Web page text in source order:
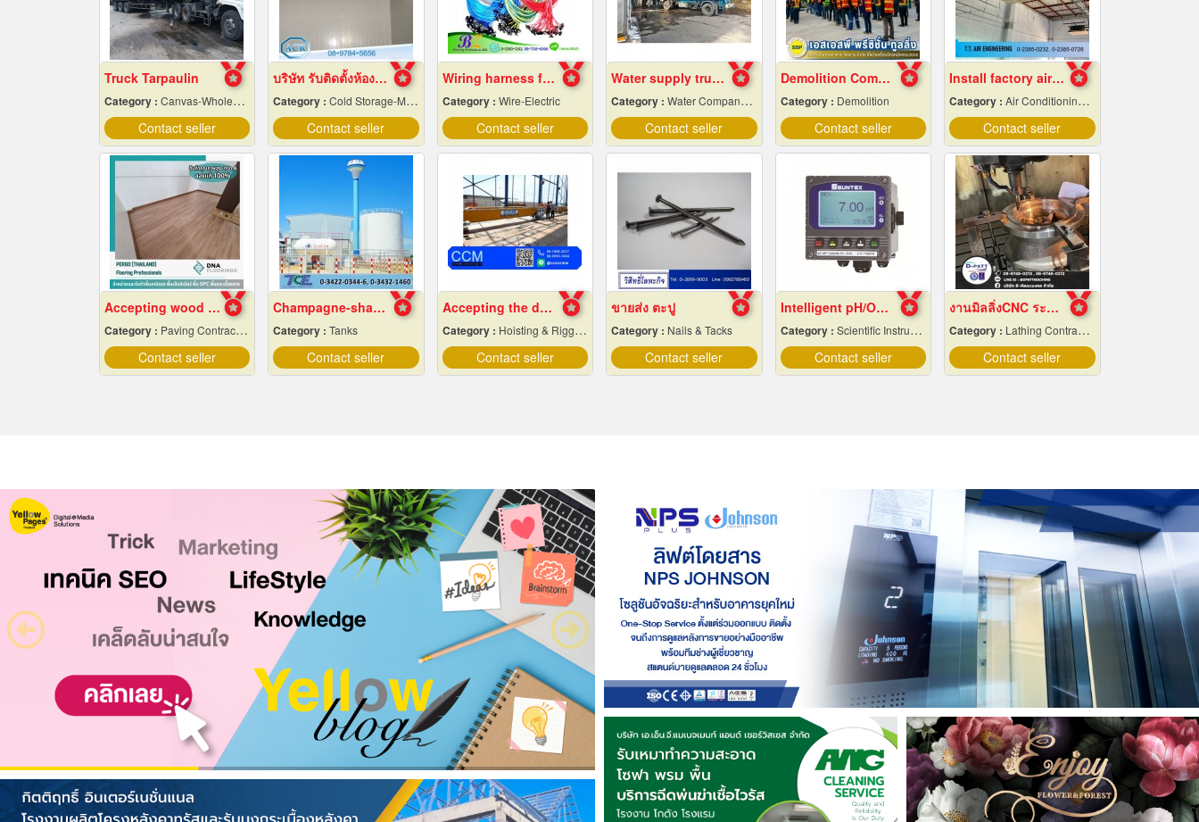
Truck Tarpaulin
Category : Canvas-Wholesale & Manufacturers
Contact seller
บริษัท รับติดตั้งห้องเย็น
Category : Cold Storage-Manufacturers & Installation Designer
Contact seller
Wiring harness factory
Category : Wire-Electric
Contact seller
Water supply trucks near me
Category : Water Company-Bulk
Contact seller
Demolition Company Samut Prakan
Category : Demolition
Contact seller
Install factory air conditioning system
Category : Air Conditioning Contractors
Contact seller
Accepting wood pattern rubber tile flooring
Category : Paving Contractors
Contact seller
Champagne-shaped steel water tower
Category : Tanks
Contact seller
Accepting the design of crane factory
Category : Hoisting & Rigging Equipment
Contact seller
ขายส่ง ตะปู
Category : Nails & Tacks
Contact seller
Intelligent pH/ORP Transmitter PC-3110 Series
Category : Scientific Instruments
Contact seller
งานมิลลิ่งCNC ระยอง
Category : Lathing Contractors
Contact seller